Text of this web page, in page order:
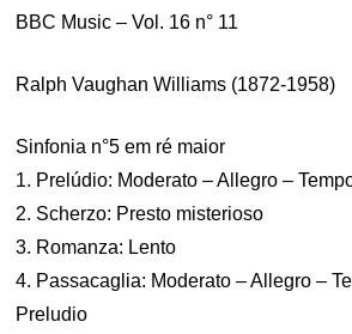
BBC Music – Vol. 16 n° 11
Ralph Vaughan Williams (1872-1958)
Sinfonia n°5 em ré maior
1. Prelúdio: Moderato – Allegro – Tempo
2. Scherzo: Presto misterioso
3. Romanza: Lento
4. Passacaglia: Moderato – Allegro –
Preludio